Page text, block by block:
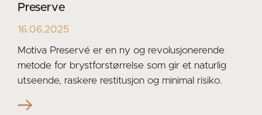
Preserve
16.06.2025
Motiva Preservé er en ny og revolusjonerende
metode for brystforstørrelse som gir et naturlig
utseende, raskere restitusjon og minimal risiko.